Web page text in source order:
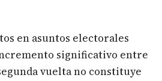
en asuntos electorales
significativo entre
vuelta no constituye